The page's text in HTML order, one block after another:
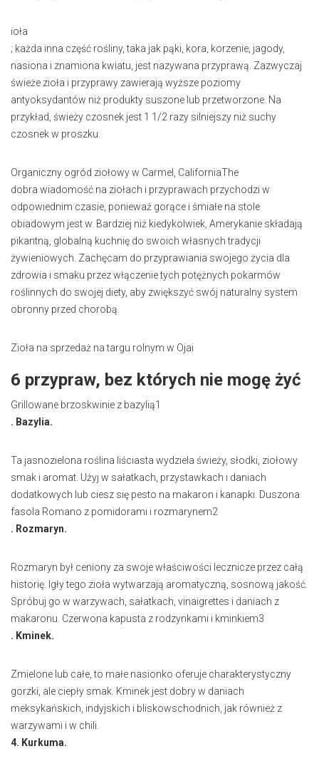
ioła
; każda inna część rośliny, taka jak pąki, kora, korzenie, jagody,
nasiona i znamiona kwiatu, jest nazywana przyprawą. Zazwyczaj
świeże zioła i przyprawy zawierają wyższe poziomy
antyoksydantów niż produkty suszone lub przetworzone. Na
przykład, świeży czosnek jest 1 1/2 razy silniejszy niż suchy
czosnek w proszku.
Organiczny ogród ziołowy w Carmel, CaliforniaThe
dobra wiadomość na ziołach i przyprawach przychodzi w
odpowiednim czasie, ponieważ gorące i śmiałe na stole
obiadowym jest w. Bardziej niż kiedykolwiek, Amerykanie składają
pikantną, globalną kuchnię do swoich własnych tradycji
żywieniowych. Zachęcam do przyprawiania swojego życia dla
zdrowia i smaku przez włączenie tych potężnych pokarmów
roślinnych do swojej diety, aby zwiększyć swój naturalny system
obronny przed chorobą.
Zioła na sprzedaż na targu rolnym w Ojai
6 przypraw, bez których nie mogę żyć
Grillowane brzoskwinie z bazylią1
. Bazylia.
Ta jasnozielona roślina liściasta wydziela świeży, słodki, ziołowy
smak i aromat. Użyj w sałatkach, przystawkach i daniach
dodatkowych lub ciesz się pesto na makaron i kanapki. Duszona
fasola Romano z pomidorami i rozmarynem2
. Rozmaryn.
Rozmaryn był ceniony za swoje właściwości lecznicze przez całą
historię. Igły tego zioła wytwarzają aromatyczną, sosnową jakość.
Spróbuj go w warzywach, sałatkach, vinaigrettes i daniach z
makaronu. Czerwona kapusta z rodzynkami i kminkiem3
. Kminek.
Zmielone lub całe, to małe nasionko oferuje charakterystyczny
gorzki, ale ciepły smak. Kminek jest dobry w daniach
meksykańskich, indyjskich i bliskowschodnich, jak również z
warzywami i w chili.
4. Kurkuma.